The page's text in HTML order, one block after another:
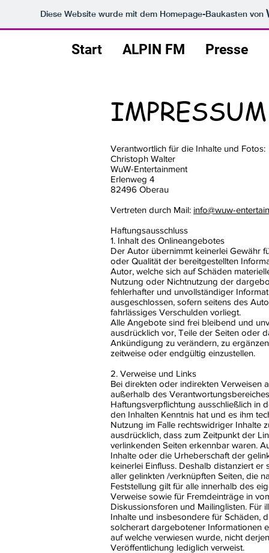
Diese Website wurde mit dem Homepage-Baukasten von
Start ALPIN FM Presse
IMPRESSUM
Verantwortlich für die Inhalte und Fotos:
Christoph Walter
WuW-Entertainment
Erlenweg 4
82496 Oberau
Vertreten durch Mail: info@wuw-
Haftungsausschluss
1. Inhalt des Onlineangebotes
Der Autor übernimmt keinerlei Gewähr
oder Qualität der bereitgestellten
Autor, welche sich auf Schäden
Nutzung oder Nichtnutzung der
fehlerhafter und unvollständiger
ausgeschlossen, sofern seitens des
fahrlässiges Verschulden vorliegt.
Alle Angebote sind frei bleibend und
ausdrücklich vor, Teile der Seiten oder
Ankündigung zu verändern, zu
zeitweise oder endgültig einzustellen.
2. Verweise und Links
Bei direkten oder indirekten Verweisen
außerhalb des
Haftungsverpflichtung ausschließlich in
den Inhalten Kenntnis hat und es ihm
Nutzung im Falle rechtswidriger Inhalte
ausdrücklich, dass zum Zeitpunkt der
verlinkenden Seiten erkennbar waren.
Inhalte oder die Urheberschaft der
keinerlei Einfluss. Deshalb distanziert
aller gelinkten /verknüpften Seiten, die
Feststellung gilt für alle innerhalb des
Verweise sowie für Fremdeinträge in
Diskussionsforen und Mailinglisten. Für
Inhalte und insbesondere für Schäden,
solcherart dargebotener Informationen
auf welche verwiesen wurde, nicht
Veröffentlichung lediglich verweist.